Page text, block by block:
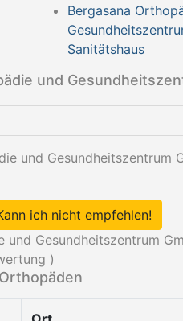
Bergasana
Sanitätshaus
und
und Gesundheitszentrum
ich nicht empfehlen!
und Gesundheitszentrum
)